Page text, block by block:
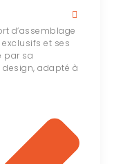
d’assemblage
et ses
par sa
adapté à